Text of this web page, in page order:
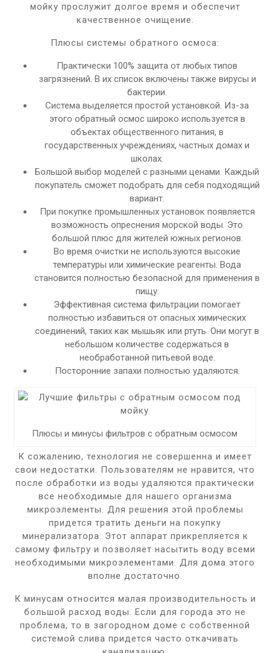
мойку прослужит долгое время и обеспечит
качественное очищение.
Плюсы системы обратного осмоса:
Практически 100% защита от любых типов
загрязнений. В их список включены также вирусы и
бактерии.
Система выделяется простой установкой. Из-за
этого обратный осмос широко используется в
объектах общественного питания, в
государственных учреждениях, частных домах и
школах.
Большой выбор моделей с разными ценами. Каждый
покупатель сможет подобрать для себя подходящий
вариант.
При покупке промышленных установок появляется
возможность опреснения морской воды. Это
большой плюс для жителей южных регионов.
Во время очистки не используются высокие
температуры или химические реагенты. Вода
становится полностью безопасной для применения в
пищу.
Эффективная система фильтрации помогает
полностью избавиться от опасных химических
соединений, таких как мышьяк или ртуть. Они могут в
небольшом количестве содержаться в
необработанной питьевой воде.
Посторонние запахи полностью удаляются.
Плюсы и минусы фильтров с обратным осмосом
К сожалению, технология не совершенна и имеет
свои недостатки. Пользователям не нравится, что
после обработки из воды удаляются практически
все необходимые для нашего организма
микроэлементы. Для решения этой проблемы
придется тратить деньги на покупку
минерализатора. Этот аппарат прикрепляется к
самому фильтру и позволяет насытить воду всеми
необходимыми микроэлементами. Для дома этого
вполне достаточно.
К минусам относится малая производительность и
большой расход воды. Если для города это не
проблема, то в загородном доме с собственной
системой слива придется часто откачивать